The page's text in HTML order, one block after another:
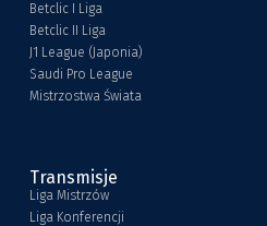
Betclic I Liga
Betclic II Liga
J1 League (Japonia)
Saudi Pro League
Mistrzostwa Świata
Transmisje
Liga Mistrzów
Liga Konferencji